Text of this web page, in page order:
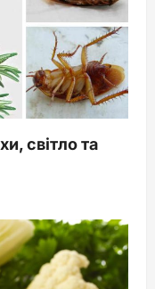
світло та